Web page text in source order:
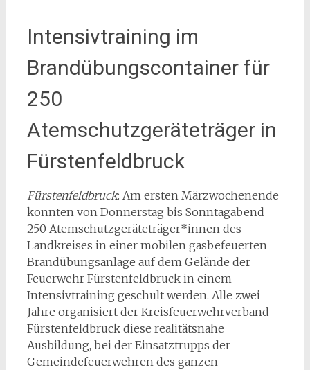
Intensivtraining im
Brandübungscontainer für
250
Atemschutzgeräteträger in
Fürstenfeldbruck
Fürstenfeldbruck: Am ersten Märzwochenende
konnten von Donnerstag bis Sonntagabend
250 Atemschutzgeräteträger*innen des
Landkreises in einer mobilen gasbefeuerten
Brandübungsanlage auf dem Gelände der
Feuerwehr Fürstenfeldbruck in einem
Intensivtraining geschult werden. Alle zwei
Jahre organisiert der Kreisfeuerwehrverband
Fürstenfeldbruck diese realitätsnahe
Ausbildung, bei der Einsatztrupps der
Gemeindefeuerwehren des ganzen